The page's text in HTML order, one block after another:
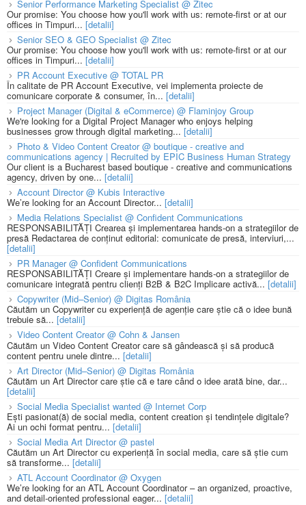
Senior Performance Marketing Specialist @ Zitec
Our promise: You choose how you'll work with us: remote-first or at our
offices in Timpuri... [detalii]
Senior SEO & GEO Specialist @ Zitec
Our promise: You choose how you'll work with us: remote-first or at our
offices in Timpuri... [detalii]
PR Account Executive @ TOTAL PR
În calitate de PR Account Executive, vei implementa proiecte de
comunicare corporate & consumer, în... [detalii]
Project Manager (Digital & eCommerce) @ Flaminjoy Group
We're looking for a Digital Project Manager who enjoys helping
businesses grow through digital marketing... [detalii]
Photo & Video Content Creator @ boutique - creative and
communications agency | Recruited by EPIC Business Human Strategy
Our client is a Bucharest based boutique - creative and communications
agency, driven by one... [detalii]
Account Director @ Kubis Interactive
We’re looking for an Account Director... [detalii]
Media Relations Specialist @ Confident Communications
RESPONSABILITĂȚI Crearea și implementarea hands-on a strategiilor de
presă Redactarea de conținut editorial: comunicate de presă, interviuri,...
[detalii]
PR Manager @ Confident Communications
RESPONSABILITĂȚI Creare și implementare hands-on a strategiilor de
comunicare integrată pentru clienți B2B & B2C Implicare activă... [detalii]
Copywriter (Mid–Senior) @ Digitas România
Căutăm un Copywriter cu experiență de agenție care știe că o idee bună
trebuie să... [detalii]
Video Content Creator @ Cohn & Jansen
Căutăm un Video Content Creator care să gândească și să producă
content pentru unele dintre... [detalii]
Art Director (Mid–Senior) @ Digitas România
Căutăm un Art Director care știe că e tare când o idee arată bine, dar...
[detalii]
Social Media Specialist wanted @ Internet Corp
Ești pasionat(ă) de social media, content creation și tendințele digitale?
Ai un ochi format pentru... [detalii]
Social Media Art Director @ pastel
Căutăm un Art Director cu experiență în social media, care să știe cum
să transforme... [detalii]
ATL Account Coordinator @ Oxygen
We’re looking for an ATL Account Coordinator – an organized, proactive,
and detail-oriented professional eager... [detalii]